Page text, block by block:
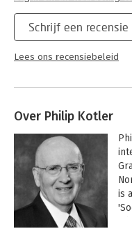
Schrijf een recensie
Lees ons recensiebeleid
Over Philip Kotler
is